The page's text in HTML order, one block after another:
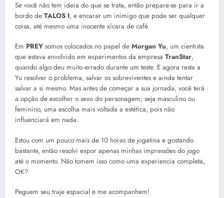
Se você não tem ideia do que se trata, então prepare-se para ir a
bordo de TALOS I, e encarar um inimigo que pode ser qualquer
coisa, até mesmo uma inocente xícara de café.
Em PREY somos colocados no papel de Morgan Yu, um cientista
que estava envolvido em experimentos da empresa TranStar,
quando algo deu muito errado durante um teste. E agora resta a
Yu resolver o problema, salvar os sobreviventes e ainda tentar
salvar a si mesmo. Mas antes de começar a sua jornada, você terá
a opção de escolher o sexo do personagem, seja masculino ou
feminino, uma escolha mais voltada a estética, pois não
influenciará em nada.
Estou com um pouco mais de 10 horas de jogatina e gostando
bastante, então resolvi expor apenas minhas impressões do jogo
até o momento. Não tomem isso como uma experiencia completa,
OK?
Peguem seu traje espacial e me acompanhem!